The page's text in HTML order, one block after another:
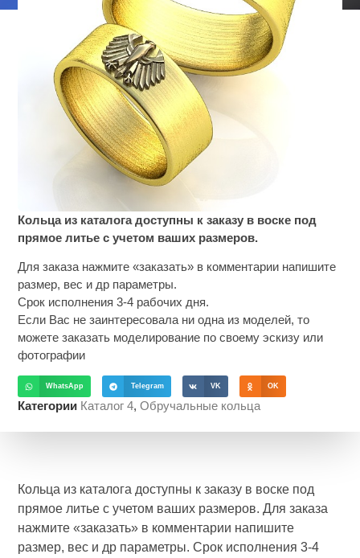
Кольца из каталога доступны к заказу в воске под
прямое литье с учетом ваших размеров.
Для заказа нажмите «заказать» в комментарии напишите
размер, вес и др параметры.
Срок исполнения 3-4 рабочих дня.
Если Вас не заинтересовала ни одна из моделей, то
можете заказать моделирование по своему эскизу или
фотографии
WhatsApp Telegram VK OK
Категории Каталог 4,Обручальные кольца
Кольца из каталога доступны к заказу в воске под
прямое литье с учетом ваших размеров. Для заказа
нажмите «заказать» в комментарии напишите
размер, вес и др параметры. Срок исполнения 3-4